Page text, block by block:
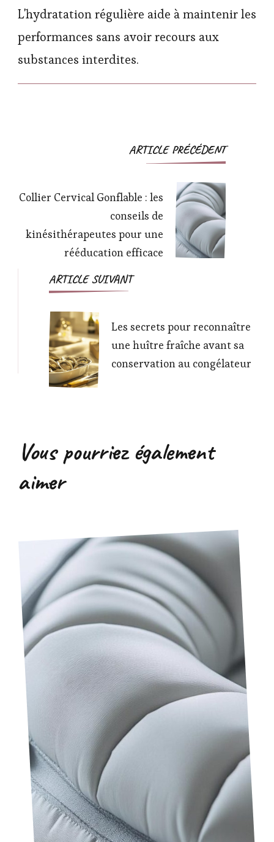
L'hydratation régulière aide à maintenir les
performances sans avoir recours aux
substances interdites.
Navigation
ARTICLE PRÉCÉDENT
Collier Cervical Gonflable : les
conseils de
kinésithérapeutes pour une
rééducation efficace
ARTICLE SUIVANT
Les secrets pour reconnaître
une huître fraîche avant sa
conservation au congélateur
Vous pourriez également
aimer